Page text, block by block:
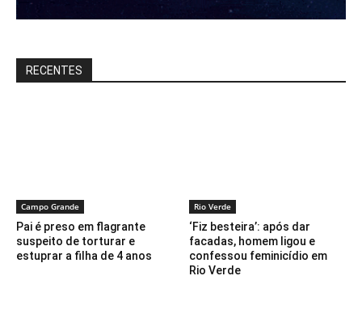
RECENTES
Campo Grande
Pai é preso em flagrante
suspeito de torturar e
estuprar a filha de 4 anos
Rio Verde
‘Fiz besteira’: após dar
facadas, homem ligou e
confessou feminicídio em
Rio Verde